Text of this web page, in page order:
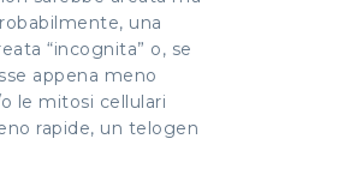
una
“incognita” o, se
appena meno
le mitosi cellulari
rapide, un telogen